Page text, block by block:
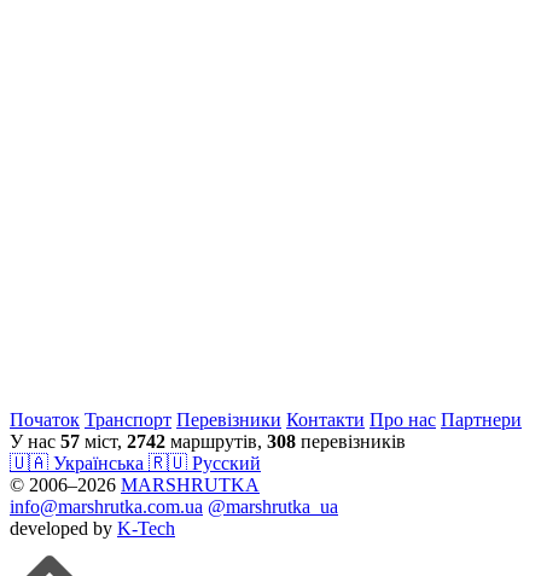
Початок Транспорт Перевiзники Контакти Про нас Партнери
У нас 57 міст, 2742 маршрутів, 308 перевізників
🇺🇦 Українська 🇷🇺 Русский
© 2006–2026 MARSHRUTKA
info@marshrutka.com.ua @marshrutka_ua
developed by K-Tech